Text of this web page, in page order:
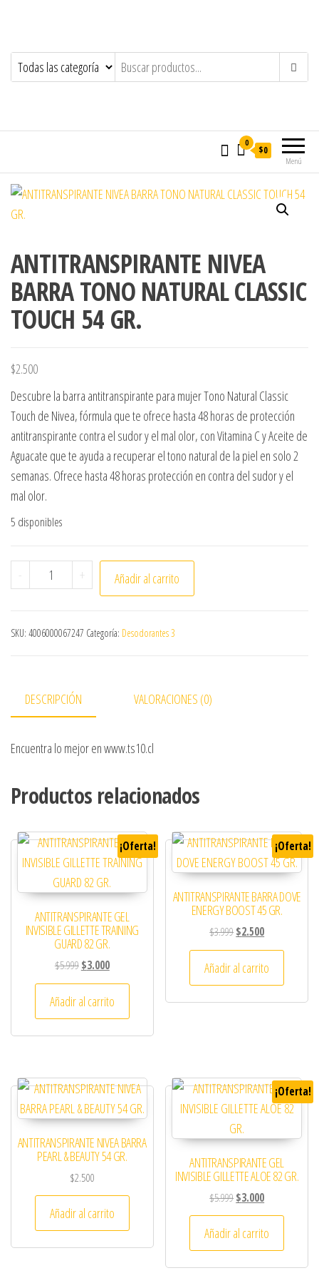
Menú
0
$0
ANTITRANSPIRANTE NIVEA
BARRA TONO NATURAL CLASSIC
TOUCH 54 GR.
$2.500
Descubre la barra antitranspirante para mujer Tono Natural Classic
Touch de Nivea, fórmula que te ofrece hasta 48 horas de protección
antitranspirante contra el sudor y el mal olor, con Vitamina C y Aceite de
Aguacate que te ayuda a recuperar el tono natural de la piel en solo 2
semanas. Ofrece hasta 48 horas protección en contra del sudor y el
mal olor.
5 disponibles
- ANTITRANSPIRANTE NIVEA BARRA TONO NATURAL
+ Añadir al carrito
SKU: 4006000067247 Categoría: Desodorantes 3
DESCRIPCIÓN VALORACIONES (0)
Encuentra lo mejor en www.ts10.cl
Productos relacionados
¡Oferta!
ANTITRANSPIRANTE GEL
INVISIBLE GILLETTE TRAINING
GUARD 82 GR.
$5.999El precio original era: $5.999.
$3.000El precio actual es: $3.000.
Añadir al carrito
¡Oferta!
ANTITRANSPIRANTE BARRA DOVE
ENERGY BOOST 45 GR.
$3.999El precio original era:
$2.500El precio
Añadir al carrito
ANTITRANSPIRANTE NIVEA BARRA
PEARL & BEAUTY 54 GR.
$2.500
Añadir al carrito
¡Oferta!
ANTITRANSPIRANTE GEL
INVISIBLE GILLETTE ALOE 82 GR.
$5.999El precio original era:
$3.000El precio
Añadir al carrito